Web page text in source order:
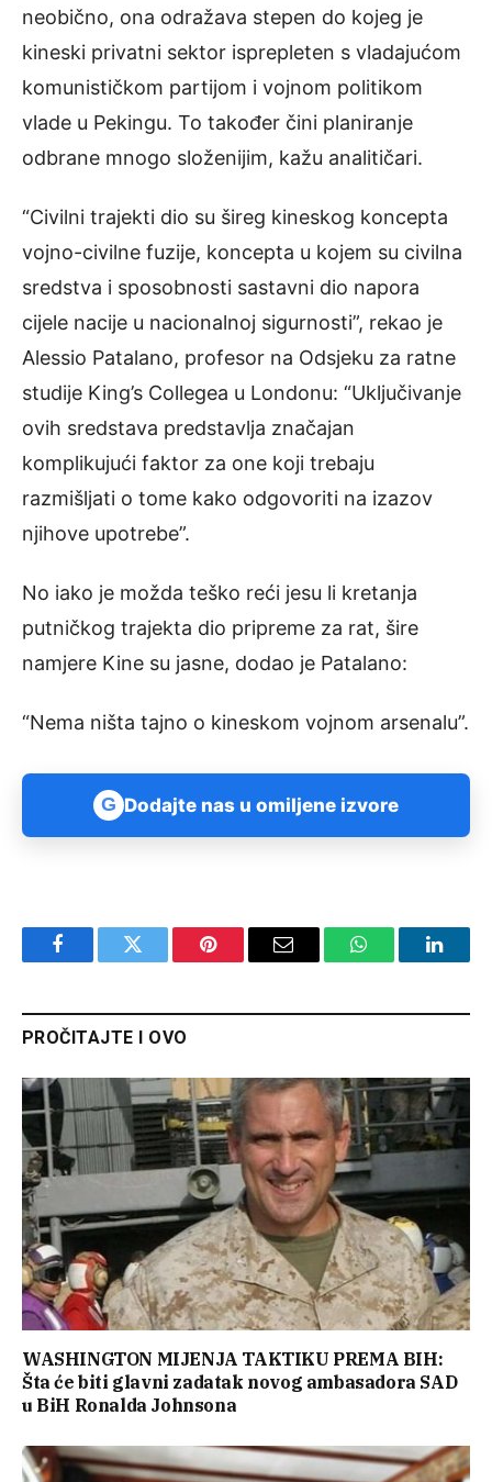
neobično, ona odražava stepen do kojeg je
kineski privatni sektor isprepleten s vladajućom
komunističkom partijom i vojnom politikom
vlade u Pekingu. To također čini planiranje
odbrane mnogo složenijim, kažu analitičari.
“Civilni trajekti dio su šireg kineskog koncepta
vojno-civilne fuzije, koncepta u kojem su civilna
sredstva i sposobnosti sastavni dio napora
cijele nacije u nacionalnoj sigurnosti”, rekao je
Alessio Patalano, profesor na Odsjeku za ratne
studije King’s Collegea u Londonu: “Uključivanje
ovih sredstava predstavlja značajan
komplikujući faktor za one koji trebaju
razmišljati o tome kako odgovoriti na izazov
njihove upotrebe”.
No iako je možda teško reći jesu li kretanja
putničkog trajekta dio pripreme za rat, šire
namjere Kine su jasne, dodao je Patalano:
“Nema ništa tajno o kineskom vojnom arsenalu”.
G Dodajte nas u omiljene izvore
FacebookTwitter Pinterest Email WhatsApp
PROČITAJTE I OVO
WASHINGTON MIJENJA TAKTIKU PREMA BIH:
Šta će biti glavni zadatak novog ambasadora SAD
u BiH Ronalda Johnsona